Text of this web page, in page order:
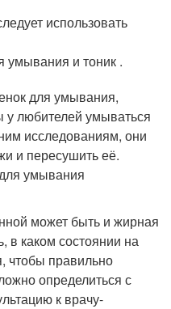
использовать
умывания и тоник .
для умывания,
у любителей умываться
исследованиям, они
и пересушить её.
умывания
может быть и жирная
в каком состоянии на
чтобы правильно
определиться с
к врачу-